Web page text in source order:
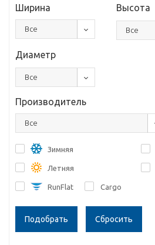
Ширина
Все
Высота
Все
Диаметр
Все
Производитель
Все
Зимняя
Летняя
RunFlat Cargo
Сбросить